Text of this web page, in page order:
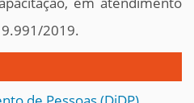
2019.